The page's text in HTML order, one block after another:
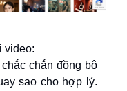
video:
chắn đồng bộ
sao cho hợp lý.